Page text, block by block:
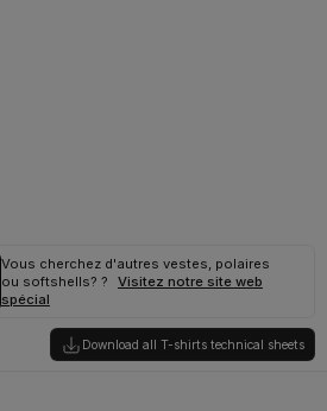
Vous cherchez d'autres vestes, polaires
ou softshells? ?
Visitez notre site web
spécial
Download all T-shirts technical sheets